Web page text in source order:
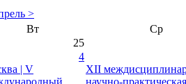
>
Вт
Ср
25
4
| V
XII
научно-практическая